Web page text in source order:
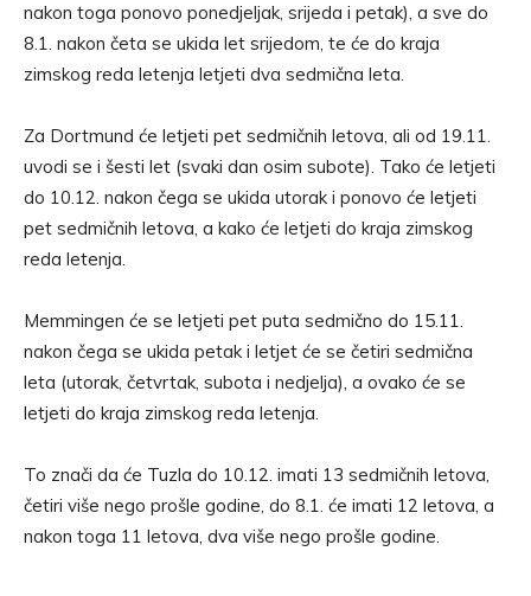
nakon toga ponovo ponedjeljak, srijeda i petak), a sve do
8.1. nakon četa se ukida let srijedom, te će do kraja
zimskog reda letenja letjeti dva sedmična leta.
Za Dortmund će letjeti pet sedmičnih letova, ali od 19.11.
uvodi se i šesti let (svaki dan osim subote). Tako će letjeti
do 10.12. nakon čega se ukida utorak i ponovo će letjeti
pet sedmičnih letova, a kako će letjeti do kraja zimskog
reda letenja.
Memmingen će se letjeti pet puta sedmično do 15.11.
nakon čega se ukida petak i letjet će se četiri sedmična
leta (utorak, četvrtak, subota i nedjelja), a ovako će se
letjeti do kraja zimskog reda letenja.
To znači da će Tuzla do 10.12. imati 13 sedmičnih letova,
četiri više nego prošle godine, do 8.1. će imati 12 letova, a
nakon toga 11 letova, dva više nego prošle godine.